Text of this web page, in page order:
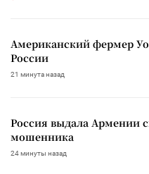
Американский фермер
России
21 минута назад
Россия выдала Армении
мошенника
24 минуты назад